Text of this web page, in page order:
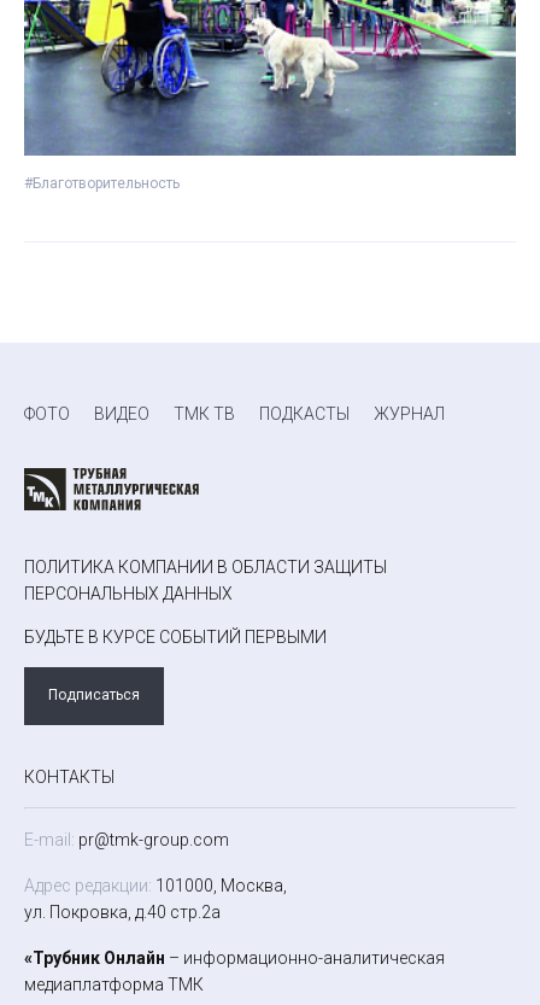
#Благотворительность
ФОТО ВИДЕО ТМК ТВ ПОДКАСТЫ ЖУРНАЛ
ПОЛИТИКА КОМПАНИИ В ОБЛАСТИ ЗАЩИТЫ
ПЕРСОНАЛЬНЫХ ДАННЫХ
БУДЬТЕ В КУРСЕ СОБЫТИЙ ПЕРВЫМИ
Подписаться
КОНТАКТЫ
E-mail: pr@tmk-group.com
Адрес редакции: 101000, Москва,
ул. Покровка, д.40 стр.2а
«Трубник Онлайн – информационно-аналитическая
медиаплатформа ТМК